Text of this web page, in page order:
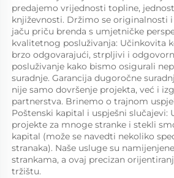
predajemo vrijednosti topline,
književnosti. Držimo se originalnosti
jaču priču brenda s umjetničke
kvalitetnog posluživanja: Učinkovita
brzo odgovarajući, strpljivi i
posluživanje kako bismo osigurali
suradnje. Garancija dugoročne
nije samo dovršenje projekta, već i
partnerstva. Brinemo o trajnom
Poštenski kapital i uspješni slučajevi:
projekte za mnoge stranke i stekli
kapital (može se navedti nekoliko
stranaka). Naše usluge su
strankama, a ovaj precizan
tržištu.